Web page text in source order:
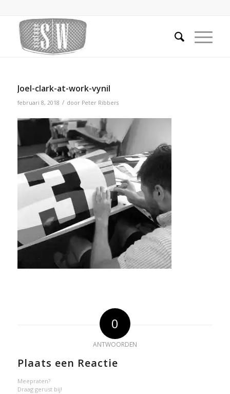
Joel-clark-at-work-vynil
februari 8, 2018 / door Peter Ribbers
0
ANTWOORDEN
Plaats een Reactie
Meepraten?
Draag gerust bij!